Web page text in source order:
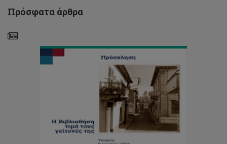
Πρόσφατα άρθρα
τους
γείτονές
ΠΡOΓΡΑΜΜΑ
ΠΡΟΩΘΗΣΗΣ